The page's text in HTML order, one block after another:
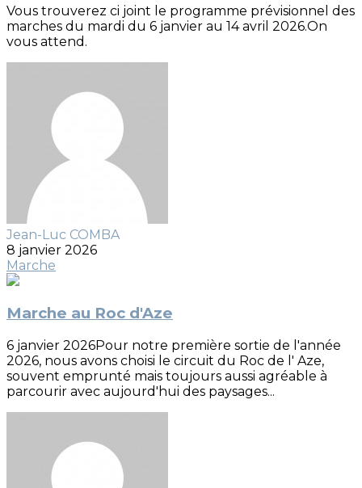
Vous trouverez ci joint le programme prévisionnel des
marches du mardi du 6 janvier au 14 avril 2026.On
vous attend.
Jean-Luc COMBA
8 janvier 2026
Marche
Marche au Roc d'Aze
6 janvier 2026Pour notre première sortie de l'année
2026, nous avons choisi le circuit du Roc de l' Aze,
souvent emprunté mais toujours aussi agréable à
parcourir avec aujourd'hui des paysages...